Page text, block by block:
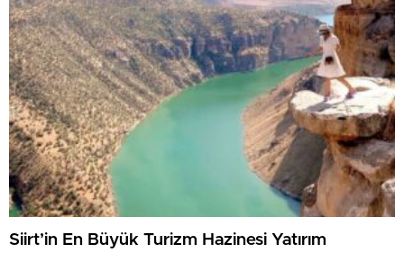
Siirt’in En Büyük Turizm Hazinesi Yatırım